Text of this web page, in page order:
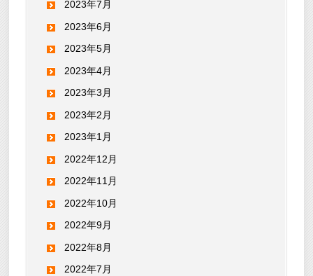
2023年7月
2023年6月
2023年5月
2023年4月
2023年3月
2023年2月
2023年1月
2022年12月
2022年11月
2022年10月
2022年9月
2022年8月
2022年7月